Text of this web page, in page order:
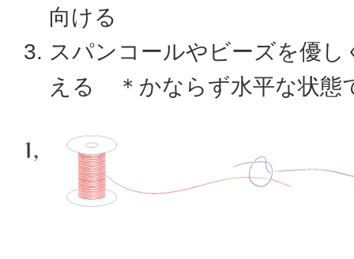
向ける
スパンコールやビーズを優し
える ＊かならず水平な状態